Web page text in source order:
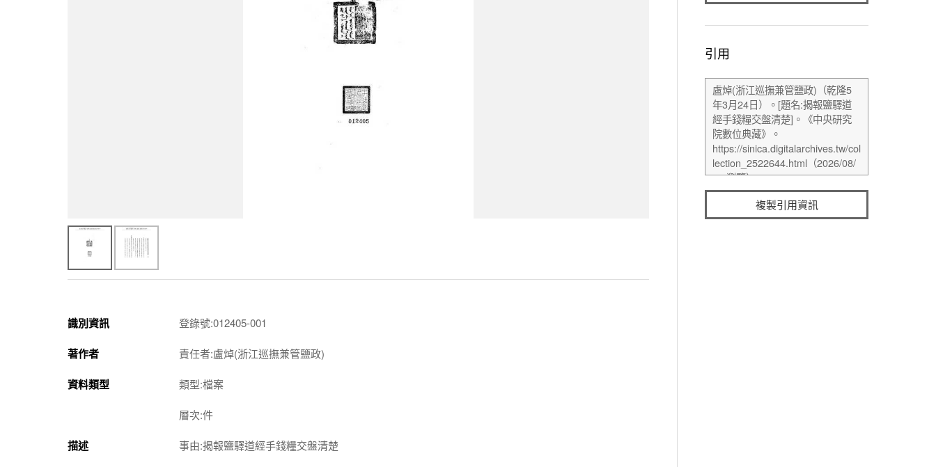
識別資訊 登錄號:012405-001
著作者 責任者:盧焯(浙江巡撫兼管鹽政)
資料類型 類型:檔案
層次:件
描述 事由:揭報鹽驛道經手錢糧交盤清楚
引用
複製引用資訊